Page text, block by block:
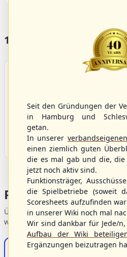
17 Vereine im S/HBV
Bargenstedt
Beavers
Portalbereiche
Übersicht der Verbandsbereiche –
weiterführende Informationen.
S/HBV-Shop
Seit den Gründungen der
in Hamburg und
getan.
In unserer
einen ziemlich guten
die es mal gab und die, die
jetzt noch aktiv sind.
Funktionsträger,
die Spielbetriebe (soweit
Scoresheets aufzufinden
in unserer Wiki noch mal
Wir sind dankbar für Jede/
Aufbau der Wiki
Ergänzungen beizutragen